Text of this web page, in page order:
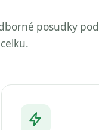
posudky pod